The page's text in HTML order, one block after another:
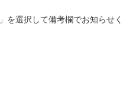
を選択して備考欄でお知らせく